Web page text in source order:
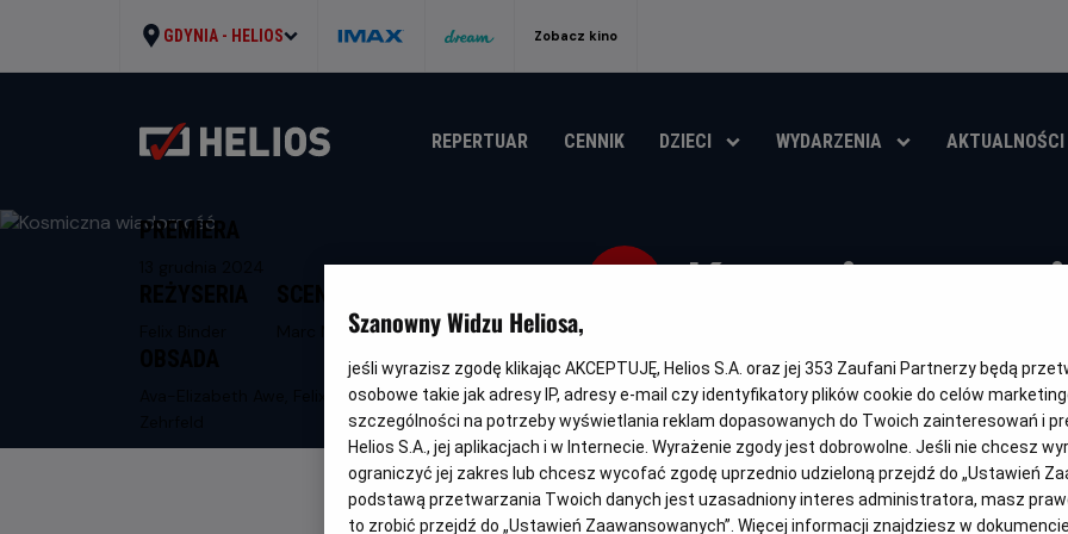
GDYNIA - HELIOS Zobacz kino
REPERTUAR CENNIK DZIECI WYDARZENIA AKTUALNOŚCI
Kosmiczna
wiek
trwania
i
rok
OBSERWUJ
PREMIERA
Marc Meyer
Ava-Elizabeth Awe, Felix Nolle, Ronald
DUBBING
Szanowny Widzu Heliosa,
jeśli wyrazisz zgodę klikając AKCEPTUJĘ, Helios S.A. oraz jej 353 Zaufani Partnerzy będą
osobowe takie jak adresy IP, adresy e-mail czy identyfikatory plików cookie do celów
szczególności na potrzeby wyświetlania reklam dopasowanych do Twoich zainteresowań i
Helios S.A., jej aplikacjach i w Internecie. Wyrażenie zgody jest dobrowolne. Jeśli nie chcesz
ograniczyć jej zakres lub chcesz wycofać zgodę uprzednio udzieloną przejdź do „Ustawień
podstawą przetwarzania Twoich danych jest uzasadniony interes administratora, masz
to zrobić przejdź do „Ustawień Zaawansowanych”. Więcej informacji znajdziesz w dokumencie